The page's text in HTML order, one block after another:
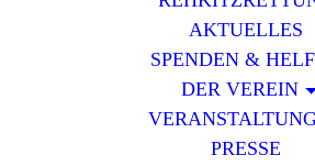
AKTUELLES
SPENDEN &
DER VEREIN
PRESSE